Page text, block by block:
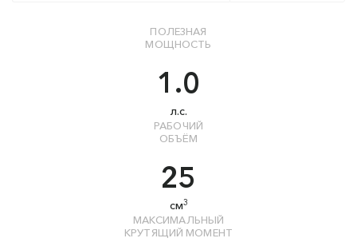
ПОЛЕЗНАЯ
МОЩНОСТЬ
1.0
л.с.
РАБОЧИЙ
ОБЪЁМ
25
см3
МАКСИМАЛЬНЫЙ
КРУТЯЩИЙ МОМЕНТ